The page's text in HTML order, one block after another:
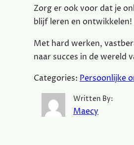
Zorg er ook voor dat je
blijf leren en
Met hard werken,
naar succes in de wereld
Categories: Persoonlijke
Written By:
Maecy